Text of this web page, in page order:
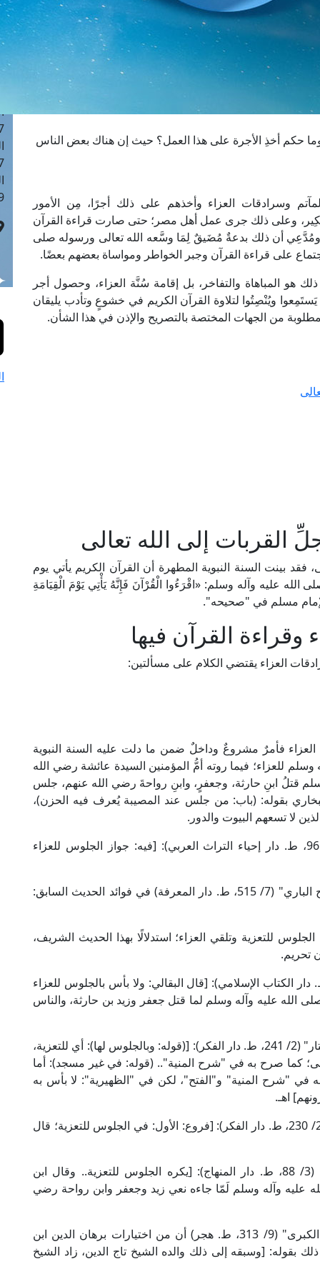
حكم أخذِ الأجرة على هذا العمل؟ حيث إن هناك بعض الناس
وسرادقات العزاء وأخذهم على ذلك أجرًا، مِن الأمور
وعلى ذلك جرى عمل أهل مصر؛ حتى صارت قراءة القرآن
ومُدَّعِي أن ذلك بدعةٌ مُضَيقٌ لِمَا وسَّعه الله تعالى ورسوله صلى
على قراءة القرآن وجبر الخواطر ومواساة بعضهم بعضًا.
هو المباهاة والتفاخر، بل إقامة سُنَّة العزاء، وحصول أجر
ويُنْصِتُوا لتلاوة القرآن الكريم في خشوعٍ وتأدب يليقان
من الجهات المختصة بالتصريح والإذن في هذا الشأن.
القربات إلى الله تعالى
فقد بينت السنة النبوية المطهرة أن القرآن الكريم يأتي يوم
عليه وآله وسلم: «اقْرَءُوا الْقُرْآنَ فَإِنَّهُ يَأْتِي يَوْمَ الْقِيَامَةِ
مسلم في "صحيحه".
القرآن فيها
العزاء يقتضي الكلام على مسألتين:
العزاء فأمرٌ مشروعٌ وداخلٌ ضمن ما دلت عليه السنة النبوية
للعزاء؛ فيما روته أمُّ المؤمنين السيدة عائشة رضي الله
قتلُ ابنِ حارثة، وجعفرٍ، وابنِ رواحةَ رضي الله عنهم، جلس
بقوله: (باب: من جلس عند المصيبة يُعرف فيه الحزن)،
لا تسعهم البيوت والدور.
قال الإمام العيني الحنفي في "عمدة القاري" (8/ 96، ط. دار إحياء التراث العربي): [فيه: جواز الجلوس للعزاء
وقال الحافظ ابن حجر العسقلاني الشافعي في "فتح الباري" (7/ 515، ط. دار المعرفة) في فوائد الحديث السابق:
للتعزية وتلقي العزاء؛ استدلالًا بهذا الحديث الشريف،
تحريم.
ابن نجيم في "البحر الرائق" (2/ 207، ط. دار الكتاب الإسلامي): [قال البقالي: ولا بأس بالجلوس للعزاء
الله عليه وآله وسلم لما قتل جعفر وزيد بن حارثة، والناس
وقال العلامة ابن عابدين في "حاشيته على الدر المختار" (2/ 241، ط. دار الفكر): [(قوله: وبالجلوس لها): أي للتعزية،
كما صرح به في "شرح المنية".. (قوله: في غير مسجد): أما
في "شرح المنية" و"الفتح"، لكن في "الظهيرية": لا بأس به
اهـ.
وقال الإمام الحطاب المالكي في "مواهب الجليل" (2/ 230، ط. دار الفكر): [فروع: الأول: في الجلوس للتعزية؛ قال
وقال الإمام الدَّمِيري الشافعي في "النجم الوهاج" (3/ 88، ط. دار المنهاج): [يكره الجلوس للتعزية.. وقال ابن
عليه وآله وسلم لَمّا جاءه نعي زيد وجعفر وابن رواحة رضي
وذكر تاج الدين ابن السبكي في "طبقات الشافعية الكبرى" (9/ 313، ط. هجر) أن من اختيارات برهان الدين ابن
بقوله: [وسبقه إلى ذلك والده الشيخ تاج الدين، زاد الشيخ